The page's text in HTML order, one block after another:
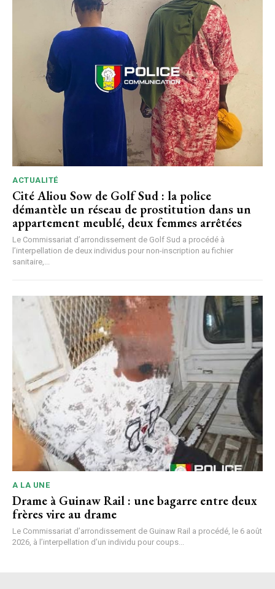
ACTUALITÉ
Cité Aliou Sow de Golf Sud : la police
démantèle un réseau de prostitution dans un
appartement meublé, deux femmes arrêtées
Le Commissariat d’arrondissement de Golf Sud a procédé à
l’interpellation de deux individus pour non-inscription au fichier
sanitaire,...
A LA UNE
Drame à Guinaw Rail : une bagarre entre deux
frères vire au drame
Le Commissariat d’arrondissement de Guinaw Rail a procédé, le 6 août
2026, à l’interpellation d’un individu pour coups...